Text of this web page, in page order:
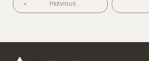
PREVIOUS